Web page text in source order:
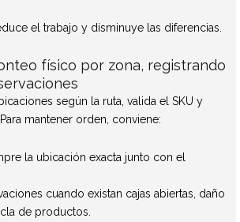
el trabajo y disminuye las diferencias.
físico por zona, registrando
según la ruta, valida el SKU y
mantener orden, conviene:
la ubicación exacta junto con el
cuando existan cajas abiertas, daño
de productos.